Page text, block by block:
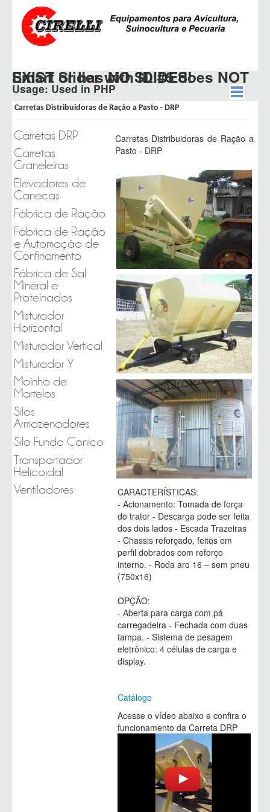
sobre
produtos
representantes
cotações
contato
Smart Slider with ID #5 does NOT EXIST or has NO SLIDES!
Usage: Used in PHP
Carretas Distribuidoras de Ração a Pasto - DRP
Carretas Distribuidoras de Ração a
Pasto - DRP
CARACTERÍSTICAS:
- Acionamento: Tomada de força
do trator - Descarga pode ser feita
dos dois lados - Escada Trazeiras
- Chassis reforçado, feitos em
perfil dobrados com reforço
interno. - Roda aro 16 – sem pneu
(750x16)
OPÇÃO:
- Aberta para carga com pá
carregadeira - Fechada com duas
tampa. - Sistema de pesagem
eletrônico: 4 células de carga e
display.
Catálogo
Acesse o vídeo abaixo e confira o
funcionamento da Carreta DRP
Carretas DRP
Carretas
Graneleiras
Elevadores de
Canecas
Fábrica de Ração
Fábrica de Ração
e Automação de
Confinamento
Fábrica de Sal
Mineral e
Proteinados
Misturador
Horizontal
Misturador Vertical
Misturador Y
Moinho de
Martelos
Silos
Armazenadores
Silo Fundo Conico
Transportador
Helicoidal
Ventiladores